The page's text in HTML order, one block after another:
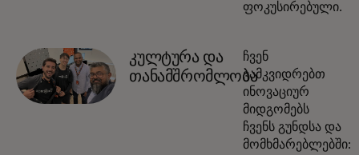
ფოკუსირებული.
კულტურა და
თანამშრომლობა
ჩვენ
ვამკვიდრებთ
ინოვაციურ
მიდგომებს
ჩვენს გუნდსა და
მომხმარებლებში: